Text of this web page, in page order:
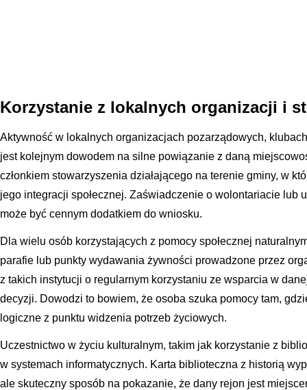
Korzystanie z lokalnych organizacji i
Aktywność w lokalnych organizacjach pozarządowych,
jest kolejnym dowodem na silne powiązanie z daną
członkiem stowarzyszenia działającego na terenie gminy, w
jego integracji społecznej. Zaświadczenie o wolontariacie lub
może być cennym dodatkiem do wniosku.
Dla wielu osób korzystających z pomocy społecznej
parafie lub punkty wydawania żywności prowadzone przez
z takich instytucji o regularnym korzystaniu ze wsparcia w
decyzji. Dowodzi to bowiem, że osoba szuka pomocy tam,
logiczne z punktu widzenia potrzeb życiowych.
Uczestnictwo w życiu kulturalnym, takim jak korzystanie z
w systemach informatycznych. Karta biblioteczna z historią
ale skuteczny sposób na pokazanie, że dany rejon jest